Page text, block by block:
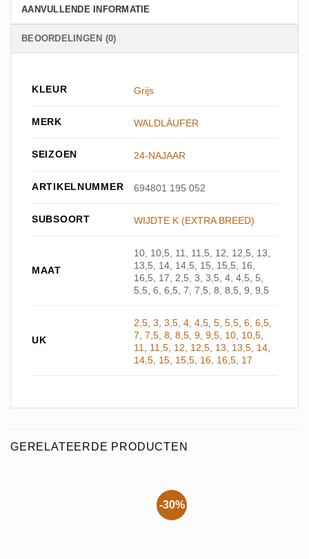
AANVULLENDE INFORMATIE
BEOORDELINGEN (0)
KLEUR Grijs
MERK WALDLÄUFER
SEIZOEN 24-NAJAAR
ARTIKELNUMMER 694801 195 052
SUBSOORT WIJDTE K (EXTRA BREED)
MAAT
10, 10,5, 11, 11,5, 12, 12,5, 13,
13,5, 14, 14,5, 15, 15,5, 16,
16,5, 17, 2,5, 3, 3,5, 4, 4,5, 5,
5,5, 6, 6,5, 7, 7,5, 8, 8,5, 9, 9,5
UK
2,5 ,3 ,3,5 ,4 ,4,5 ,5 ,5,5 ,6 ,6,5
7 ,7,5 ,8 ,8,5 ,9 ,9,5 10 10,5
11
11,5 12 12,5 13 13,5 14
14,5 15 15,5 16 16,5 17
GERELATEERDE PRODUCTEN
-30%